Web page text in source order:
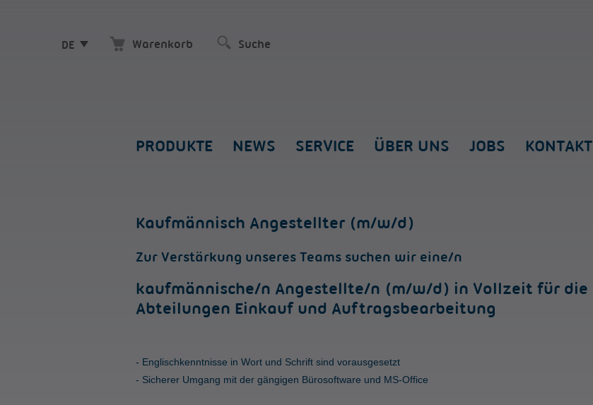
DE Warenkorb
PRODUKTE NEWS SERVICE ÜBER UNS JOBS KONTAKT
Kaufmännisch Angestellter (m/w/d)
Zur Verstärkung unseres Teams suchen wir eine/n
kaufmännische/n Angestellte/n (m/w/d) in Vollzeit für die
Abteilungen Einkauf und Auftragsbearbeitung
Englischkenntnisse in Wort und Schrift sind vorausgesetzt
Sicherer Umgang mit der gängigen Bürosoftware und MS-Office